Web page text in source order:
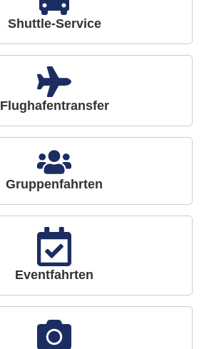
Shuttle-Service
Flughafentransfer
Gruppenfahrten
Eventfahrten